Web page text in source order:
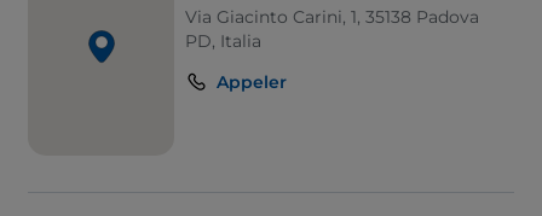
Via Giacinto Carini, 1, 35138 Padova
PD, Italia
Appeler